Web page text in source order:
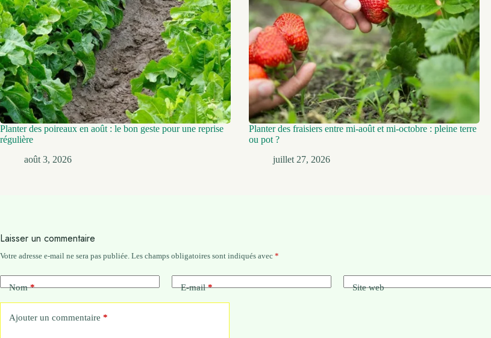
Planter des poireaux en août : le bon geste pour une reprise
régulière
août 3, 2026
Planter des fraisiers entre mi-août et mi-octobre : pleine terre
ou pot ?
juillet 27, 2026
Laisser un commentaire
Votre adresse e-mail ne sera pas publiée. Les champs obligatoires sont indiqués avec *
Nom* E-mail* Site web
Ajouter un commentaire *